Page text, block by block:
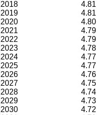
2018
4.81
2019
4.81
2020
4.80
2021
4.79
2022
4.79
2023
4.78
2024
4.77
2025
4.77
2026
4.76
2027
4.75
2028
4.74
2029
4.73
2030
4.72